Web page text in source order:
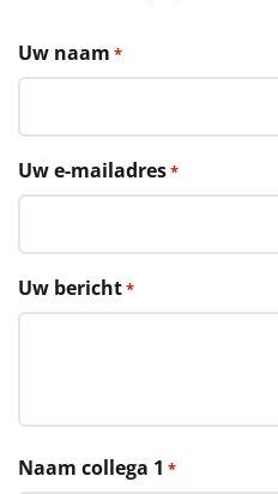
€50 tot €55
€55 tot €75
€75 tot €100
€100 en hoger
Alle kerstpakketten 2026
Rituals
Uw naam *
Uw e-mailadres*
Uw bericht*
Naam collega 1 *